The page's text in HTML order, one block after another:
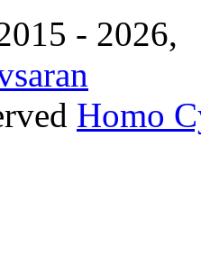
- 2026,
Homo